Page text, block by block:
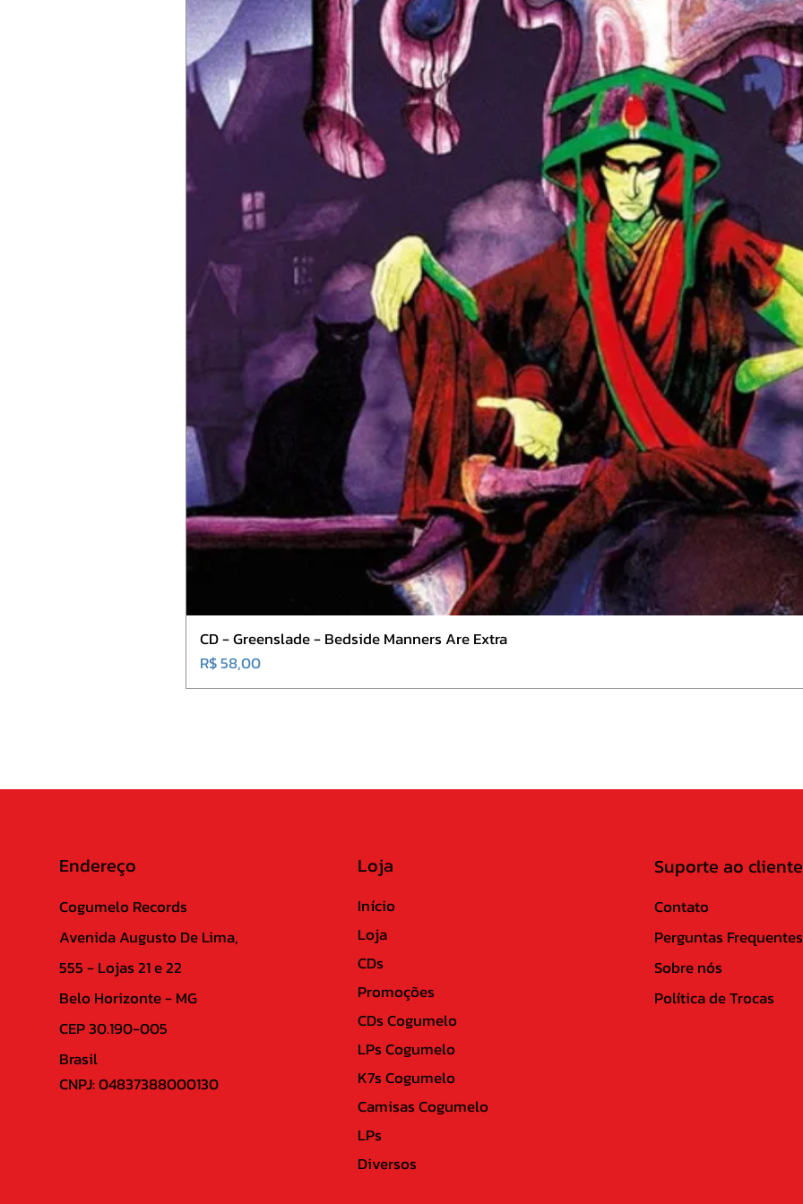
CD - Greenslade - Bedside Manners Are Extra
Preço
R$ 58,00
Endereço
Cogumelo Records
Avenida Augusto De Lima,
555 - Lojas 21 e 22
Belo Horizonte - MG
CEP 30.190-005
Brasil
CNPJ: 04837388000130
Loja
Início
Loja
CDs
Promoções
CDs Cogumelo
LPs Cogumelo
K7s Cogumelo
Camisas Cogumelo
LPs
Diversos
Suporte ao cliente
Contato
Perguntas Frequentes
Sobre nós
Política de Trocas